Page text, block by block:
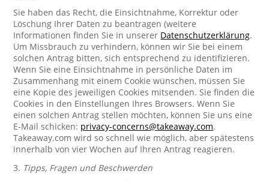
Sie haben das Recht, die Einsichtnahme, Korrektur oder
Löschung Ihrer Daten zu beantragen (weitere
Informationen finden Sie in unserer Datenschutzerklärung.
Um Missbrauch zu verhindern, können wir Sie bei einem
solchen Antrag bitten, sich entsprechend zu identifizieren.
Wenn Sie eine Einsichtnahme in persönliche Daten im
Zusammenhang mit einem Cookie wünschen, müssen Sie
eine Kopie des jeweiligen Cookies mitsenden. Sie finden die
Cookies in den Einstellungen Ihres Browsers. Wenn Sie
einen solchen Antrag stellen möchten, können Sie uns eine
E-Mail schicken: privacy-concerns@takeaway.com.
Takeaway.com wird so schnell wie möglich, aber spätestens
innerhalb von vier Wochen auf Ihren Antrag reagieren.
3. Tipps, Fragen und Beschwerden